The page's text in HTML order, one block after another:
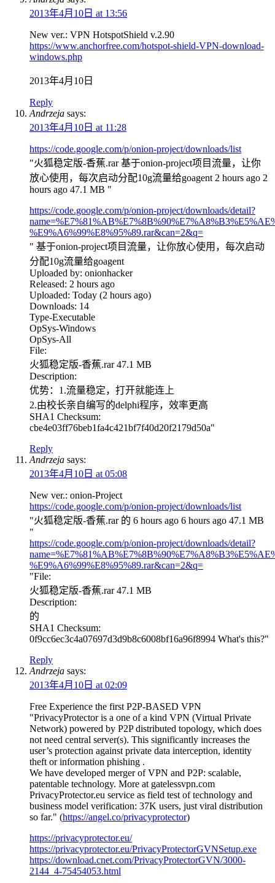
2013年4月10日 at 13:56
New ver.: VPN HotspotShield v.2.90
https://www.anchorfree.com/hotspot-shield-VPN-download-
windows.php
2013年4月10日
Reply
Andrzeja says:
2013年4月10日 at 11:28
https://code.google.com/p/onion-project/downloads/list
"火狐稳定版-香蕉.rar 基于onion-project项目流量，让你
放心使用，每次启动分配10g流量给goagent 2 hours ago 2
hours ago 47.1 MB "
https://code.google.com/p/onion-project/downloads/detail?
%E9%A6%99%E8%95%89.rar&can=2&q=
" 基于onion-project项目流量，让你放心使用，每次启动
分配10g流量给goagent
Uploaded by: onionhacker
Released: 2 hours ago
Uploaded: Today (2 hours ago)
Downloads: 14
Type-Executable
OpSys-Windows
OpSys-All
File:
火狐稳定版-香蕉.rar 47.1 MB
Description:
优势：1.流量稳定，打开就能连上
2.由校长亲自编写的delphi程序，效率更高
SHA1 Checksum:
cbe4e03ff76beb1fa4c421bf7f40d20f2179d50a"
Reply
Andrzeja says:
2013年4月10日 at 05:08
New ver.: onion-Project
https://code.google.com/p/onion-project/downloads/list
"火狐稳定版-香蕉.rar 的 6 hours ago 6 hours ago 47.1 MB
"
https://code.google.com/p/onion-project/downloads/detail?
%E9%A6%99%E8%95%89.rar&can=2&q=
"File:
火狐稳定版-香蕉.rar 47.1 MB
Description:
的
SHA1 Checksum:
0f9cc6ec3c4a07697d3d9b8c6008bf16a96f8994 What's this?"
Reply
Andrzeja says:
2013年4月10日 at 02:09
Free Experience the first P2P-BASED VPN
"PrivacyProtector is a one of a kind VPN (Virtual Private
Network) powered by P2P distributed topology, which does
not need central server(s). This significantly increases the
user’s protection against private data interception, identity
theft or information phishing .
We have developed merger of VPN and P2P: scalable,
patentable technology. More at gatelessvpn.com
PrivacyProtector.eu service as field test of technology and
business model verification: 37K users, just viral distribution
so far." (https://angel.co/privacyprotector)
https://privacyprotector.eu/
https://privacyprotector.eu/PrivacyProtectorGVNSetup.exe
https://download.cnet.com/PrivacyProtectorGVN/3000-
2144_4-75454053.html